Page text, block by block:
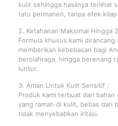
kulit sehingga hasilnya terlihat
tato permanen, tanpa efek
2. Ketahanan Maksimal Hingga
Formula khusus kami dirancang
memberikan kebebasan bagi
berolahraga, hingga berenang
luntur.
3. Aman Untuk Kulit Sensitif :
Produk kami terbuat dari bahan
yang ramah di kulit, bebas dari
tidak menyebabkan iritasi.